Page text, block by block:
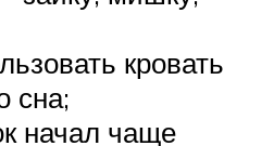
кровать
сна;
начал чаще